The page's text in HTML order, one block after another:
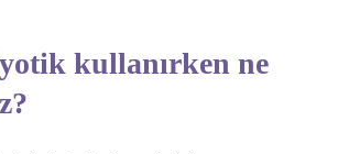
kullanırken ne